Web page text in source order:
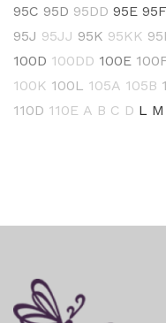
95C 95D 95DD 95E 95F
95J 95JJ 95K 95KK 95L
100D 100DD 100E
100K 100L 105A 105B
110D 110E A B C D L M